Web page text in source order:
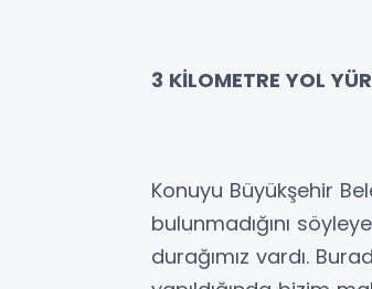
3 KİLOMETRE YOL
Konuyu Büyükşehir
bulunmadığını
durağımız vardı.